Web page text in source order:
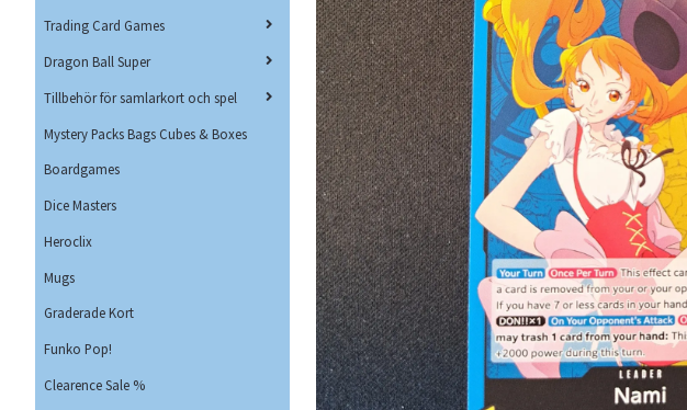
Trading Card Games
Dragon Ball Super
Tillbehör för samlarkort och spel
Mystery Packs Bags Cubes & Boxes
Boardgames
Dice Masters
Heroclix
Mugs
Graderade Kort
Funko Pop!
Clearence Sale %